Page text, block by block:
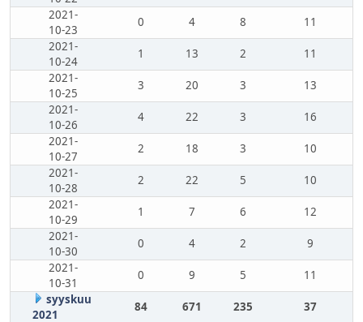
2021-
10-23
0 4 8
11
2021-
10-24
1 13 2
11
2021-
10-25
3 20 3
13
2021-
10-26
4 22 3
16
2021-
10-27
2 18 3
10
2021-
10-28
2 22 5
10
2021-
10-29
1 7 6
12
2021-
10-30
0 4 2
9
2021-
10-31
0 9 5
11
syyskuu
2021
84 671 235
37